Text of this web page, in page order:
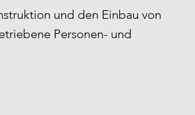
und den Einbau von
Personen- und